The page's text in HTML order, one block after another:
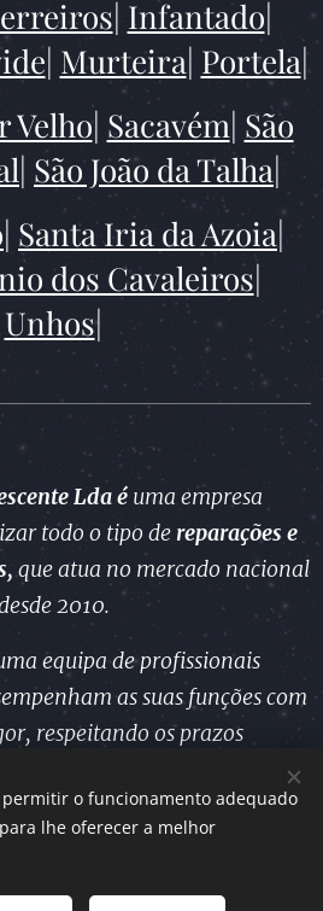
| Infantado|
| Murteira| Portela|
Velho| Sacavém| São
| São João da Talha|
| Santa Iria da Azoia|
dos Cavaleiros|
Unhos|
Lda éuma empresa
todo o tipo de reparações e
que atua no mercado nacional
2010.
equipa de profissionais
as suas funções com
respeitando os prazos
o funcionamento adequado
lhe oferecer a melhor